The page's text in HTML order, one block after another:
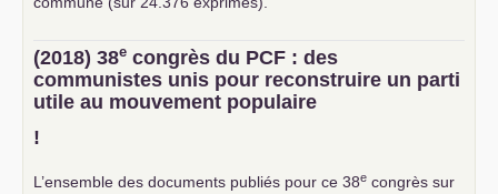
(2018) 38e congrès du PCF : des
communistes unis pour reconstruire un parti
utile au mouvement populaire
!
L’ensemble des documents publiés pour ce 38e congrès sur